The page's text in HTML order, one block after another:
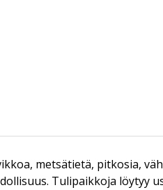
metsätietä, pitkosia,
Tulipaikkoja löytyy